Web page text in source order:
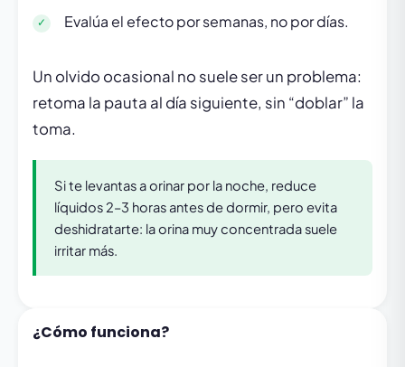
Evalúa el efecto por semanas, no por días.
Un olvido ocasional no suele ser un problema:
retoma la pauta al día siguiente, sin “doblar” la
toma.
Si te levantas a orinar por la noche, reduce
líquidos 2–3 horas antes de dormir, pero evita
deshidratarte: la orina muy concentrada suele
irritar más.
¿Cómo funciona?